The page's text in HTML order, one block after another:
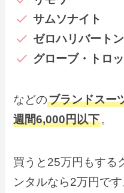
サムソナイト
ゼロハリバートン
グローブ・トロ
などのブランドスー
週間6,000円以下。
買うと25万円もする
ンタルなら2万円です